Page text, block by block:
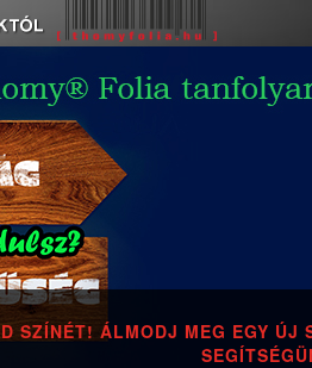
SZÍNÉT! ÁLMODJ MEG EGY ÚJ